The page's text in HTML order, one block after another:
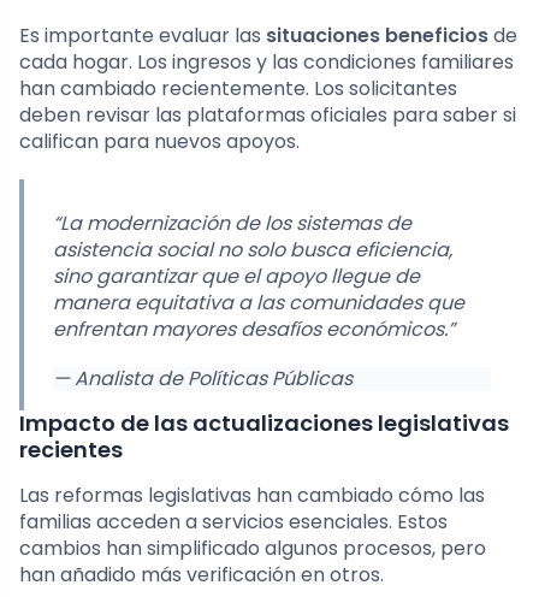
Es importante evaluar las situaciones beneficiosde
cada hogar. Los ingresos y las condiciones familiares
han cambiado recientemente. Los solicitantes
deben revisar las plataformas oficiales para saber si
califican para nuevos apoyos.
“La modernización de los sistemas de
asistencia social no solo busca eficiencia,
sino garantizar que el apoyo llegue de
manera equitativa a las comunidades que
enfrentan mayores desafíos económicos.”
— Analista de Políticas Públicas
Impacto de las actualizaciones legislativas
recientes
Las reformas legislativas han cambiado cómo las
familias acceden a servicios esenciales. Estos
cambios han simplificado algunos procesos, pero
han añadido más verificación en otros.